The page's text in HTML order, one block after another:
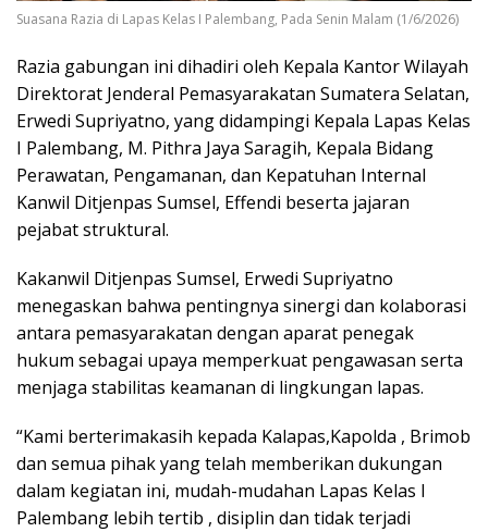
Suasana Razia di Lapas Kelas I Palembang, Pada Senin Malam (1/6/2026)
Razia gabungan ini dihadiri oleh Kepala Kantor Wilayah
Direktorat Jenderal Pemasyarakatan Sumatera Selatan,
Erwedi Supriyatno, yang didampingi Kepala Lapas Kelas
I Palembang, M. Pithra Jaya Saragih, Kepala Bidang
Perawatan, Pengamanan, dan Kepatuhan Internal
Kanwil Ditjenpas Sumsel, Effendi beserta jajaran
pejabat struktural.
Kakanwil Ditjenpas Sumsel, Erwedi Supriyatno
menegaskan bahwa pentingnya sinergi dan kolaborasi
antara pemasyarakatan dengan aparat penegak
hukum sebagai upaya memperkuat pengawasan serta
menjaga stabilitas keamanan di lingkungan lapas.
“Kami berterimakasih kepada Kalapas,Kapolda , Brimob
dan semua pihak yang telah memberikan dukungan
dalam kegiatan ini, mudah-mudahan Lapas Kelas I
Palembang lebih tertib , disiplin dan tidak terjadi